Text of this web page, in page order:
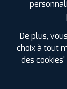
De plus,
choix à tout
des